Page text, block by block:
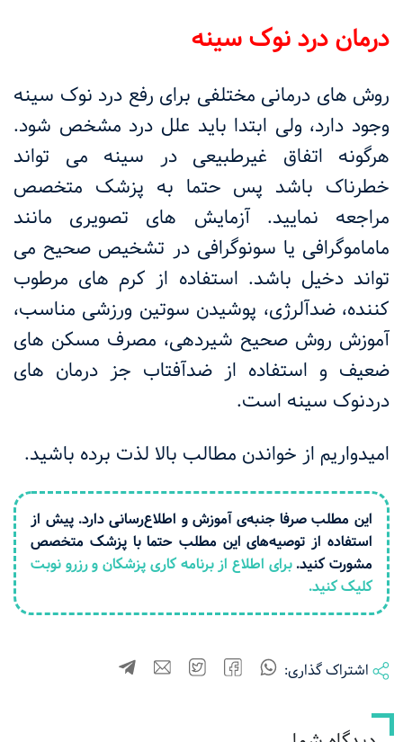
درمان درد نوک سینه
روش های درمانی مختلفی برای رفع درد نوک سینه
وجود دارد، ولی ابتدا باید علل درد مشخص شود.
هرگونه اتفاق غیرطبیعی در سینه می تواند
خطرناک باشد پس حتما به پزشک متخصص
مراجعه نمایید. آزمایش های تصویری مانند
ماماموگرافی یا سونوگرافی در تشخیص صحیح می
تواند دخیل باشد. استفاده از کرم های مرطوب
کننده، ضدآلرژی، پوشیدن سوتین ورزشی مناسب،
آموزش روش صحیح شیردهی، مصرف مسکن های
ضعیف و استفاده از ضدآفتاب جز درمان های
دردنوک سینه است.
امیدواریم از خواندن مطالب بالا لذت برده باشید.
این مطلب صرفا جنبه‌ی آموزش و اطلاع‌رسانی دارد. پیش از
استفاده از توصیه‌های این مطلب حتما با پزشک متخصص
مشورت کنید.برای اطلاع از برنامه کاری پزشکان و رزرو نوبت
کلیک کنید.
اشتراک گذاری: